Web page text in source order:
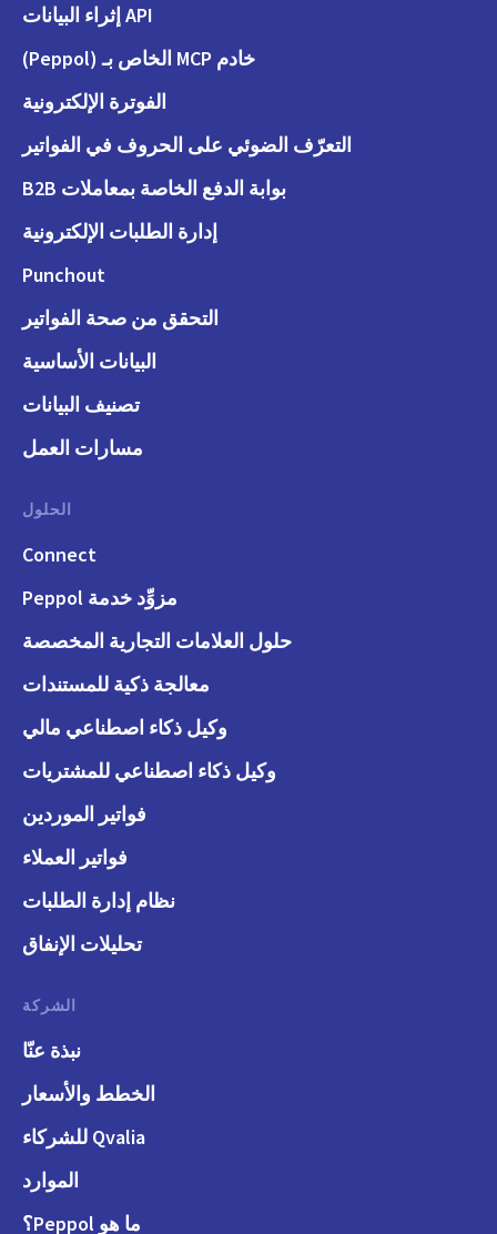
API إثراء البيانات
خادم MCP الخاص بـ (Peppol)
الفوترة الإلكترونية
التعرّف الضوئي على الحروف في الفواتير
بوابة الدفع الخاصة بمعاملات B2B
إدارة الطلبات الإلكترونية
Punchout
التحقق من صحة الفواتير
البيانات الأساسية
تصنيف البيانات
مسارات العمل
الحلول
Connect
مزوِّد خدمة Peppol
حلول العلامات التجارية المخصصة
معالجة ذكية للمستندات
وكيل ذكاء اصطناعي مالي
وكيل ذكاء اصطناعي للمشتريات
فواتير الموردين
فواتير العملاء
نظام إدارة الطلبات
تحليلات الإنفاق
الشركة
نبذة عنّا
الخطط والأسعار
Qvalia للشركاء
الموارد
ما هو Peppol؟